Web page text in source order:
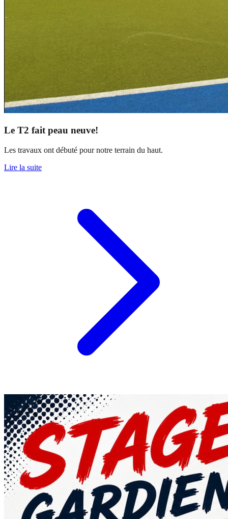
Le T2 fait peau neuve!
Les travaux ont débuté pour notre terrain du haut.
Lire la suite